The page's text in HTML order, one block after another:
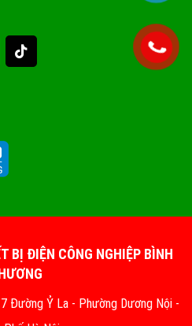
BỊ ĐIỆN CÔNG NGHIỆP BÌNH
Đường Ỷ La - Phường Dương Nội -